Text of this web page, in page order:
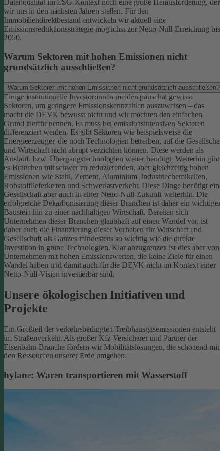
Datenqualität im ESG-Kontext noch eine große Herausforderung, der
wir uns in den nächsten Jahren stellen. Für den
Immobiliendirektbestand entwickeln wir aktuell eine
Emissionsreduktionsstrategie möglichst zur Netto-Null-Erreichung bis
2050.
Warum Sektoren mit hohen Emissionen nicht
grundsätzlich ausschließen?
Warum Sektoren mit hohen Emissionen nicht grundsätzlich ausschließen?
Einige institutionelle Investor:innen meiden pauschal gewisse
Sektoren, um geringere Emissionskennzahlen auszuweisen – das
macht die DEVK bewusst nicht und wir möchten den einfachen
Grund hierfür nennen. Es muss bei emissionsintensiven Sektoren
differenziert werden. Es gibt Sektoren wie beispielsweise die
Energieerzeuger, die noch Technologien betreiben, auf die
und Wirtschaft nicht abrupt verzichten können. Diese werden als
Auslauf- bzw. Übergangstechnologien weiter benötigt. Weiterhin gibt
es Branchen mit schwer zu reduzierenden, aber gleichzeitig hohen
Emissionen wie Stahl, Zement, Aluminium, Industriechemikalien,
Rohstofflieferketten und Schwerlastverkehr. Diese Dinge benötigt
Gesellschaft aber auch in einer Netto-Null-Zukunft weiterhin. Die
erfolgreiche Dekarbonisierung dieser Branchen ist daher ein wichtiger
Baustein hin zu einer nachhaltigen Wirtschaft. Bereiten sich
Unternehmen dieser Branchen glaubhaft auf einen Wandel vor, ist
daher auch die Finanzierung dieser Vorhaben für Wirtschaft und
Gesellschaft als Ganzes mindestens so wichtig wie die direkte
Investition in grüne Technologien. Klar abzugrenzen ist dies aber von
Unternehmen mit hohen Emissionswerten, die keine Ziele für einen
Wandel haben und damit auch für die DEVK nicht im Kontext einer
Netto-Null-Vision investierbar sind.
Unsere ökologischen Initiativen und
Projekte
Ein Großteil der verkehrsbedingten Treibhausgasemissionen entsteht
im Straßenverkehr. Als großer Kfz-Versicherer und Partner der
Eisenbahn-Branche fördern wir Mobilitätslösungen, die schonend mit
den Ressourcen unserer Erde umgehen.
hylane: Waren transportieren mit Wasserstoff